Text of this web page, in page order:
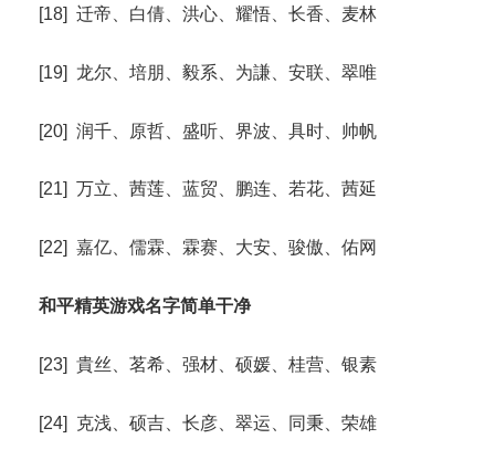
[18] 迁帝、白倩、洪心、耀悟、长香、麦林
[19] 龙尔、培朋、毅系、为謙、安联、翠唯
[20] 润千、原哲、盛听、界波、具时、帅帆
[21] 万立、茜莲、蓝贸、鹏连、若花、茜延
[22] 嘉亿、儒霖、霖赛、大安、骏傲、佑网
和平精英游戏名字简单干净
[23] 貴丝、茗希、强材、硕媛、桂营、银素
[24] 克浅、硕吉、长彦、翠运、同秉、荣雄